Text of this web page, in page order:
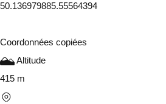
50.136979885.55564394
Coordonnées copiées
Altitude
415 m